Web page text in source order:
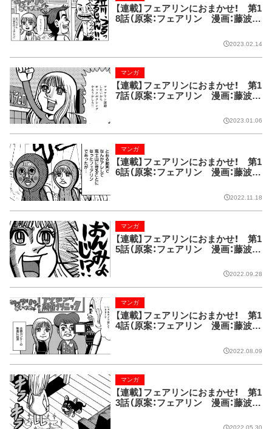
【連載】フェアリンにおまかせ！ 第1
8話（原案：フェアリン 漫画：藤波俊
2023.02.14
【連載】フェアリンにおまかせ！ 第1
7話（原案：フェアリン 漫画：藤波俊
マンガ
2023.01.06
【連載】フェアリンにおまかせ！ 第1
6話（原案：フェアリン 漫画：藤波俊
マンガ
2022.11.18
【連載】フェアリンにおまかせ！ 第1
5話（原案：フェアリン 漫画：藤波俊
マンガ
2022.09.28
【連載】フェアリンにおまかせ！ 第1
4話（原案：フェアリン 漫画：藤波俊
マンガ
2022.08.09
【連載】フェアリンにおまかせ！ 第1
3話（原案：フェアリン 漫画：藤波俊
マンガ
2022.05.30